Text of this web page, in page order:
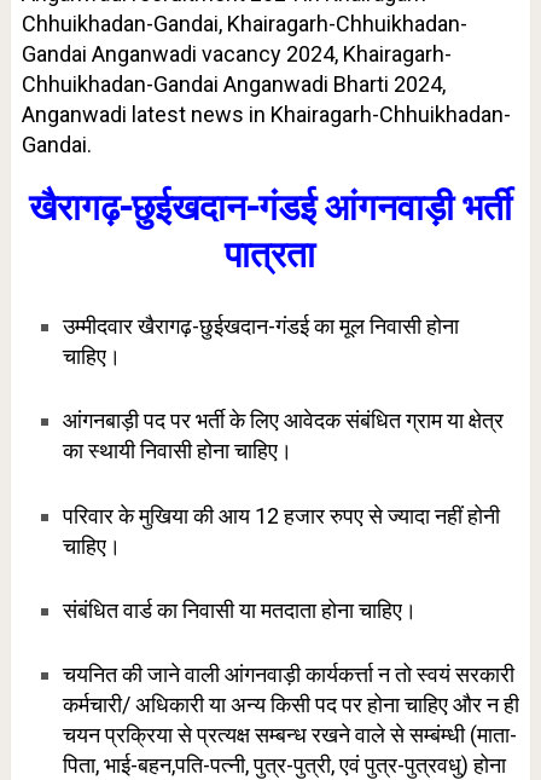
Chhuikhadan-Gandai, Khairagarh-Chhuikhadan-
Gandai Anganwadi vacancy 2024, Khairagarh-
Chhuikhadan-Gandai Anganwadi Bharti 2024,
Anganwadi latest news in Khairagarh-Chhuikhadan-
Gandai.
खैरागढ़-छुईखदान-गंडई आंगनवाड़ी भर्ती
पात्रता
उम्मीदवार खैरागढ़-छुईखदान-गंडई का मूल निवासी होना
चाहिए।
आंगनबाड़ी पद पर भर्ती के लिए आवेदक संबंधित ग्राम या क्षेत्र
का स्थायी निवासी होना चाहिए।
परिवार के मुखिया की आय 12 हजार रुपए से ज्यादा नहीं होनी
चाहिए।
संबंधित वार्ड का निवासी या मतदाता होना चाहिए।
चयनित की जाने वाली आंगनवाड़ी कार्यकर्त्ता न तो स्वयं सरकारी
कर्मचारी/ अधिकारी या अन्य किसी पद पर होना चाहिए और न ही
चयन प्रक्रिया से प्रत्यक्ष सम्बन्ध रखने वाले से सम्बंम्धी (माता-
पिता, भाई-बहन,पति-पत्नी, पुत्र-पुत्री, एवं पुत्र-पुत्रवधु) होना